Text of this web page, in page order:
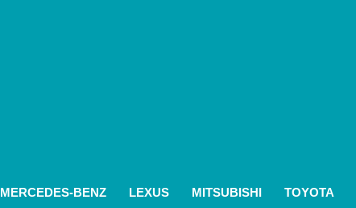
MERCEDES-BENZ LEXUS MITSUBISHI TOYOTA